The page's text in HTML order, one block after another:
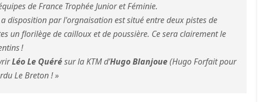
de France Trophée Junior et Féminie.
disposition par l'orgnaisation est situé entre deux pistes de
un florilège de cailloux et de poussière. Ce sera clairement le
!
Léo Le Quérésur la KTM d’Hugo Blanjoue(Hugo Forfait pour
Le Breton ! »